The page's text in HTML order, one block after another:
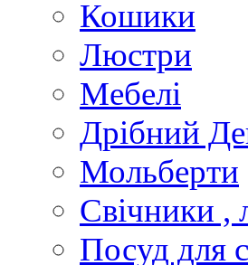
Кошики
Люстри
Мебелi
Дрiбний
Мольберти
Свiчники ,
Посуд для